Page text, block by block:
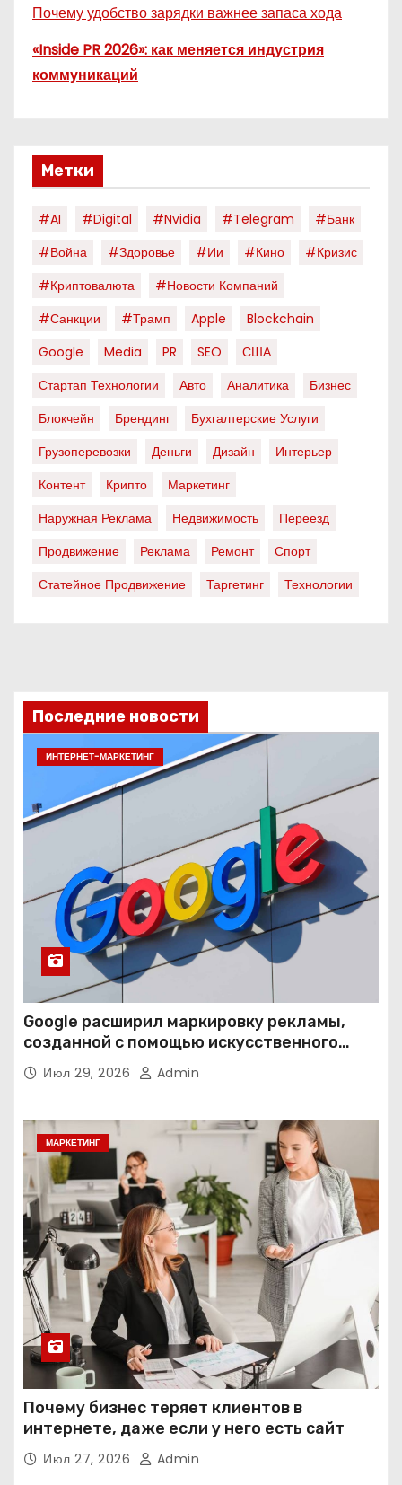
Почему удобство зарядки важнее запаса хода
«Inside PR 2026»: как меняется индустрия
коммуникаций
Метки
#AI #digital #nvidia #telegram
#банк
#война
#здоровье #ии #кино
#кризис
#криптовалюта
#новости Компаний
#санкции
#трамп Apple
Blockchain
Google
Media PR SEO
США
Стартап Технологии
Авто Аналитика
Бизнес
Блокчейн
Брендинг
Бухгалтерские Услуги
Грузоперевозки
Деньги Дизайн
Интерьер
Контент
Крипто
Маркетинг
Наружная Реклама
Недвижимость
Переезд
Продвижение
Реклама Ремонт
Спорт
Статейное Продвижение
Таргетинг Технологии
Последние новости
ИНТЕРНЕТ-МАРКЕТИНГ
Google расширил маркировку рекламы,
созданной с помощью искусственного
интеллекта
Июл 29, 2026 Admin
МАРКЕТИНГ
Почему бизнес теряет клиентов в
интернете, даже если у него есть сайт
Июл 27, 2026 Admin